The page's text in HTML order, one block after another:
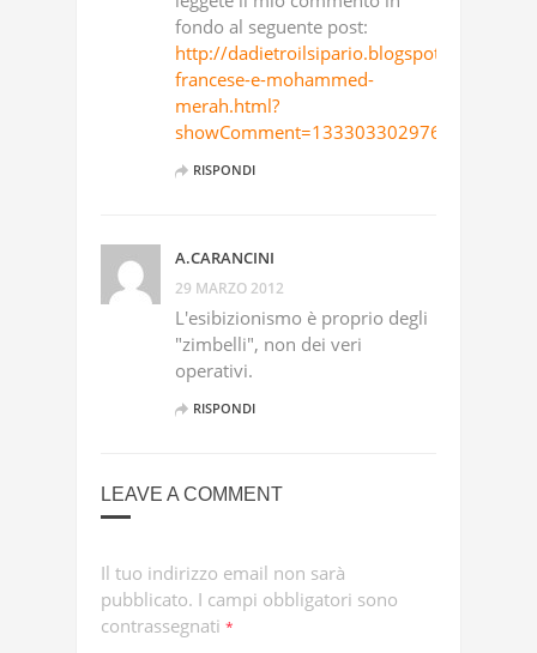
fondo al seguente post:
http://dadietroilsipario.blogspot.it/2012/
francese-e-mohammed-
merah.html?
showComment=1333033029766
RISPONDI
A.CARANCINI
29 MARZO 2012
L'esibizionismo è proprio degli
"zimbelli", non dei veri
operativi.
RISPONDI
LEAVE A COMMENT
Il tuo indirizzo email non sarà
pubblicato. I campi obbligatori sono
contrassegnati *